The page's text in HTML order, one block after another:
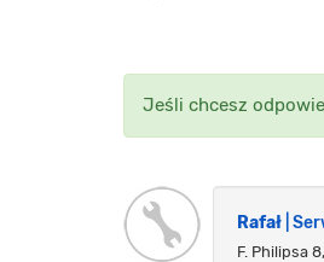
Jeśli chcesz
Rafał |
F. Philipsa